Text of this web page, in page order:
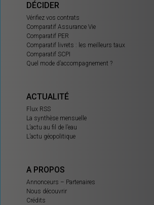
DÉCIDER
Vérifiez vos contrats
Comparatif Assurance Vie
Comparatif PER
Comparatif livrets : les meilleurs taux
Comparatif SCPI
Quel mode d’accompagnement ?
ACTUALITÉ
Flux RSS
La synthèse mensuelle
L’actu au fil de l’eau
L’actu géopolitique
A PROPOS
Annonceurs – Partenaires
Nous découvrir
Crédits